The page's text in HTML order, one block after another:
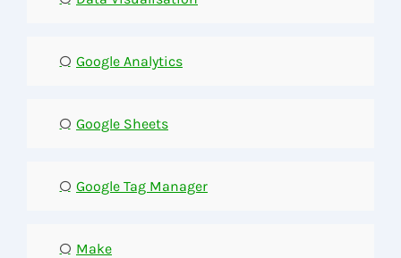
Google Analytics
Google Sheets
Google Tag Manager
Make